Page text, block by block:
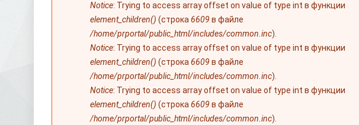
Notice: Trying to access array offset on value of type int в функции
element_children() (строка 6609 в файле
/home/prportal/public_html/includes/common.inc).
Notice: Trying to access array offset on value of type int в функции
element_children() (строка 6609 в файле
/home/prportal/public_html/includes/common.inc).
Notice: Trying to access array offset on value of type int в функции
element_children() (строка 6609 в файле
/home/prportal/public_html/includes/common.inc).